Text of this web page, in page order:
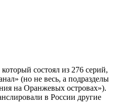
состоял из 276 серий,
(но не весь, а подразделы
на Оранжевых островах»).
в России другие